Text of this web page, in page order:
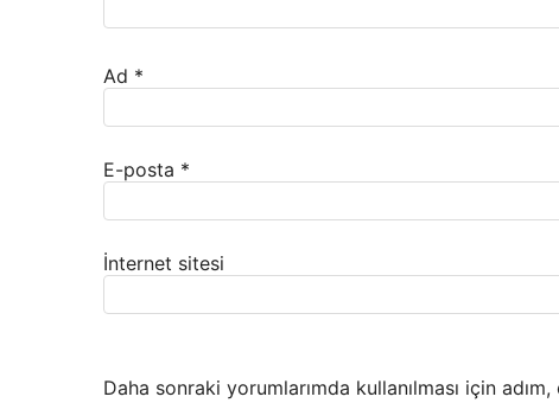
Ad *
E-posta *
İnternet sitesi
Daha sonraki yorumlarımda kullanılması için